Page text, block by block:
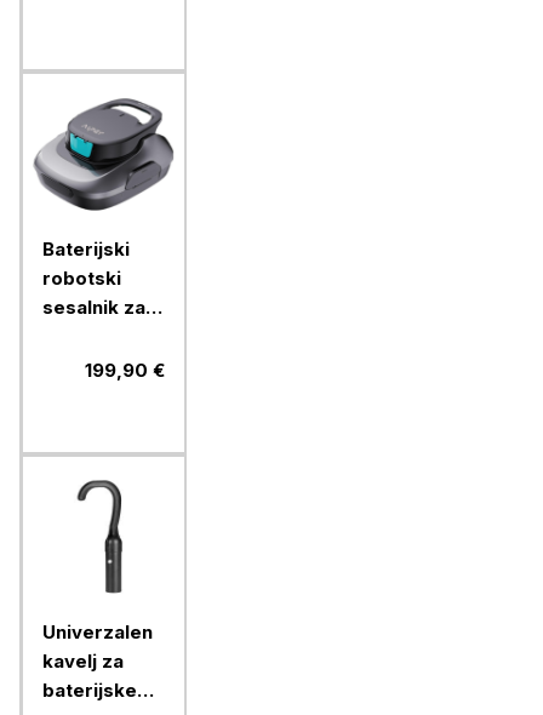
Baterijski
robotski
sesalnik za
Scuba SE
199,90 €
Univerzalen
kavelj za
baterijske